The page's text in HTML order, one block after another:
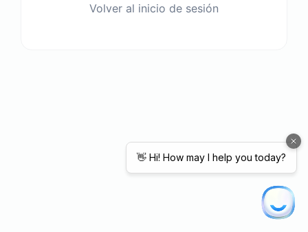
Volver al inicio de sesión